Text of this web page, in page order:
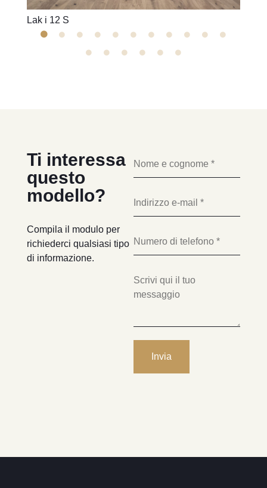
Lak i 12 S
Ti interessa
questo
modello?
Compila il modulo per
richiederci qualsiasi tipo
di informazione.